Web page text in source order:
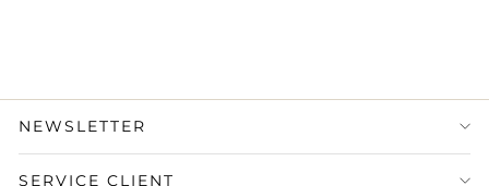
NEWSLETTER
SERVICE CLIENT